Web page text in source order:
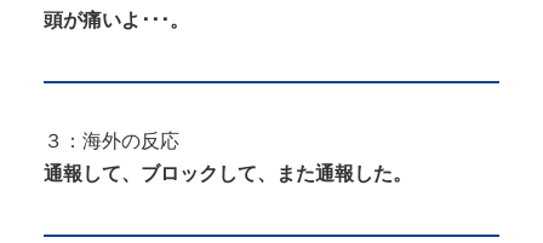
頭が痛いよ･･･。
３：海外の反応
通報して、ブロックして、また通報した。